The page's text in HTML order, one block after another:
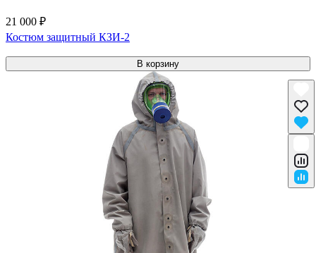
21 000 ₽
Костюм защитный КЗИ-2
В корзину